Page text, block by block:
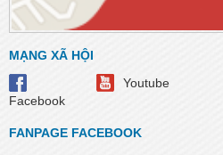
MẠNG XÃ HỘI
Facebook
Youtube
FANPAGE FACEBOOK